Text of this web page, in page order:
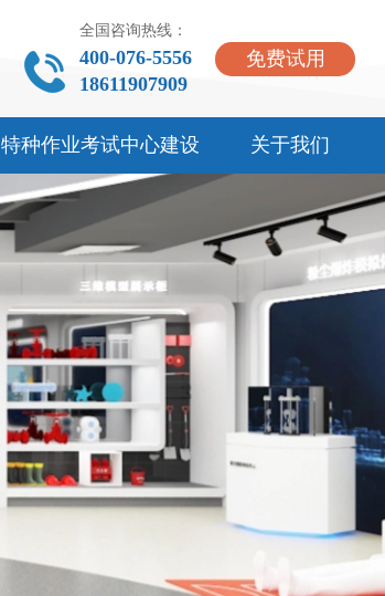
全国咨询热线：
400-076-5556
18611907909
免费试用
特种作业考试中心建设 关于我们